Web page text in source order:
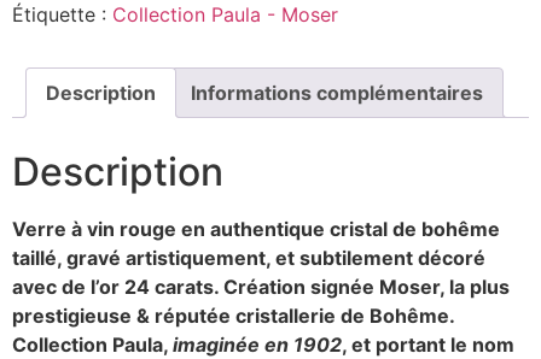
Étiquette : Collection Paula - Moser
Description Informations complémentaires
Description
Verre à vin rouge en authentique cristal de bohême
taillé, gravé artistiquement, et subtilement décoré
avec de l’or 24 carats. Création signée Moser, la plus
prestigieuse & réputée cristallerie de Bohême.
Collection Paula, imaginée en 1902, et portant le nom